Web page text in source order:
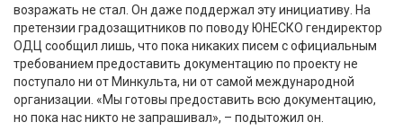
возражать не стал. Он даже поддержал эту инициативу. На
претензии градозащитников по поводу ЮНЕСКО гендиректор
ОДЦ сообщил лишь, что пока никаких писем с официальным
требованием предоставить документацию по проекту не
поступало ни от Минкульта, ни от самой международной
организации. «Мы готовы предоставить всю документацию,
но пока нас никто не запрашивал», – подытожил он.